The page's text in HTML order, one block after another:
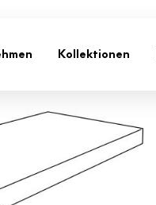
Kollektionen